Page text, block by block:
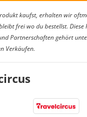
kaufst, erhalten wir
frei wo du bestellst.
Partnerschaften gehört
Verkäufen.